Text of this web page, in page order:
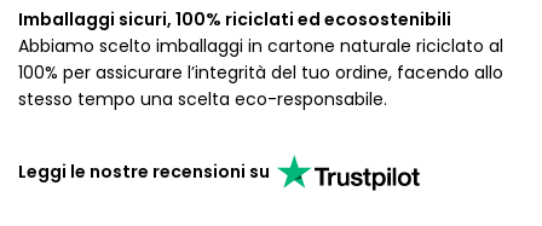
Imballaggi sicuri, 100% riciclati ed ecosostenibili
Abbiamo scelto imballaggi in cartone naturale riciclato al
100% per assicurare l’integrità del tuo ordine, facendo allo
stesso tempo una scelta eco-responsabile.
Leggi le nostre recensioni su